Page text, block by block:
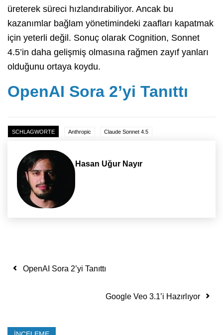
üreterek süreci hızlandırabiliyor. Ancak bu
kazanımlar bağlam yönetimindeki zaafları kapatmak
için yeterli değil. Sonuç olarak Cognition, Sonnet
4.5’in daha gelişmiş olmasına rağmen zayıf yanları
olduğunu ortaya koydu.
OpenAI Sora 2’yi Tanıttı
SCHLAGWORTE Anthropic Claude Sonnet 4.5
Hasan Uğur Nayır
Yazı dolaşımı
OpenAI Sora 2’yi Tanıttı
Google Veo 3.1’i Hazırlıyor